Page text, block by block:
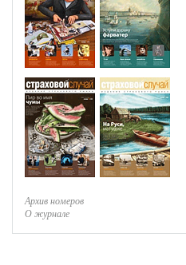
Архив номеров
О журнале